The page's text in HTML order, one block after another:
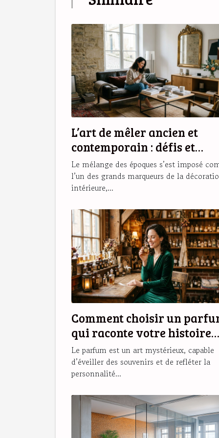
L’art de mêler ancien et
contemporain : défis et
secrets d’une déco réussie
Le mélange des époques s’est imposé
l’un des grands marqueurs de la
intérieure,...
Comment choisir un
qui raconte votre histoire
personnelle ?
Le parfum est un art mystérieux, capable
d’éveiller des souvenirs et de refléter la
personnalité...